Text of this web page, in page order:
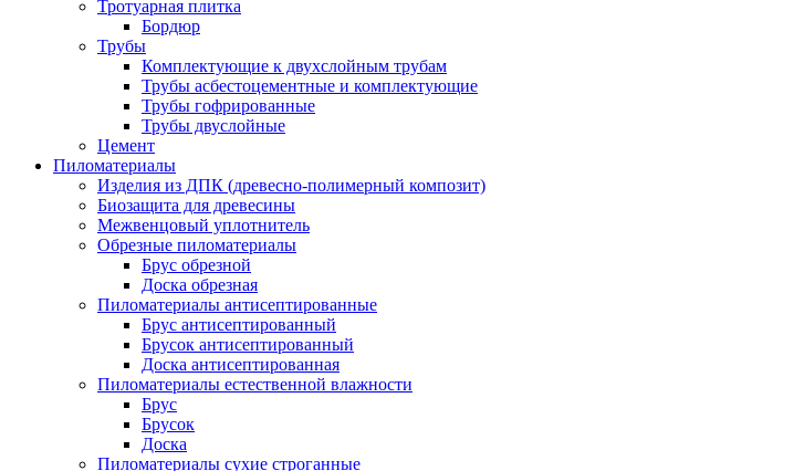
Тротуарная плитка
Бордюр
Трубы
Комплектующие к двухслойным трубам
Трубы асбестоцементные и комплектующие
Трубы гофрированные
Трубы двуслойные
Цемент
Пиломатериалы
Изделия из ДПК (древесно-полимерный композит)
Биозащита для древесины
Межвенцовый уплотнитель
Обрезные пиломатериалы
Брус обрезной
Доска обрезная
Пиломатериалы антисептированные
Брус антисептированный
Брусок антисептированный
Доска антисептированная
Пиломатериалы естественной влажности
Брус
Брусок
Доска
Пиломатериалы сухие строганные